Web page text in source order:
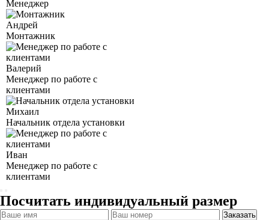
Менеджер
Андрей
Монтажник
Валерий
Менеджер по работе с
клиентами
Михаил
Начальник отдела установки
Иван
Менеджер по работе с
клиентами
Посчитать индивидуальный размер
Заказать